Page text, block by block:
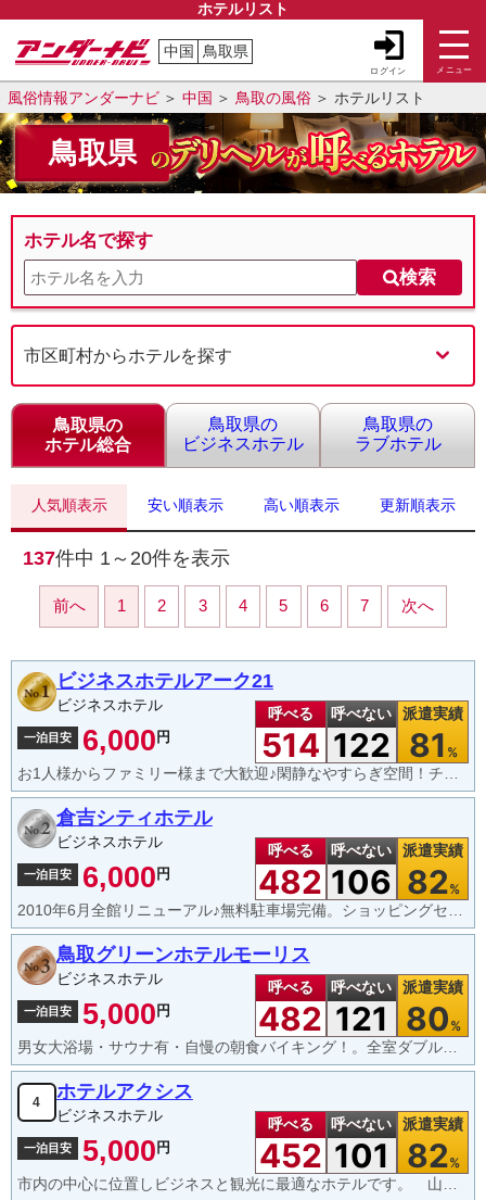
ホテルリスト
中国 鳥取県
ログイン メニュー
風俗情報アンダーナビ 中国 鳥取の風俗 ホテルリスト
鳥取県
ホテル名で探す
検索
市区町村からホテルを探す
鳥取県の
ホテル総合
鳥取県の
ビジネスホテル
鳥取県の
ラブホテル
人気順表示 安い順表示 高い順表示 更新順表示
137件中 1～20件を表示
前へ 1 2 3 4 5 6 7 次へ
ビジネスホテルアーク21
ビジネスホテル
一泊目安 6,000円
呼べる
514
呼べない
122
派遣実績
81 %
お1人様からファミリー様まで大歓迎♪閑静なやすらぎ空間！チェックアウト手続き不要でスムーズにご出発！
倉吉シティホテル
ビジネスホテル
一泊目安 6,000円
呼べる
482
呼べない
106
派遣実績
82%
2010年6月全館リニューアル♪無料駐車場完備。ショッピングセンターが隣接。利便性抜群で最適の立地♪
鳥取グリーンホテルモーリス
ビジネスホテル
一泊目安 5,000円
呼べる
482
呼べない
121
派遣実績
80 %
男女大浴場・サウナ有・自慢の朝食バイキング！。全室ダブルベッド。
4 ホテルアクシス
ビジネスホテル
一泊目安 5,000円
呼べる
452
呼べない
101
派遣実績
82%
市内の中心に位置しビジネスと観光に最適なホテルです。 山陰最大の飲食街に徒歩２分！